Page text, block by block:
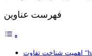
فهرست عناوین